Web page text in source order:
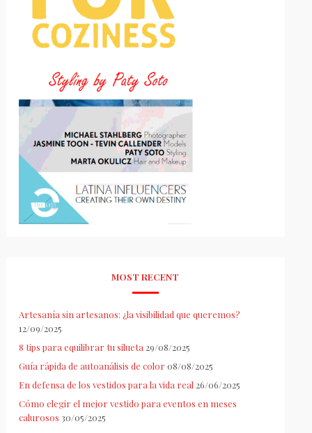
MOST RECENT
Artesanía sin artesanos: ¿la visibilidad que queremos?
12/09/2025
8 tips para equilibrar tu silueta 29/08/2025
Guía rápida de autoanálisis de color 08/08/2025
En defensa de los vestidos para la vida real 26/06/2025
Cómo elegir el mejor vestido para eventos en meses
calurosos 30/05/2025